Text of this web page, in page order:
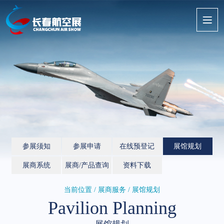
参展须知 参展申请 在线预登记 展馆规划
展商系统 展商/产品查询 资料下载
当前位置 / 展商服务 / 展馆规划
Pavilion Planning